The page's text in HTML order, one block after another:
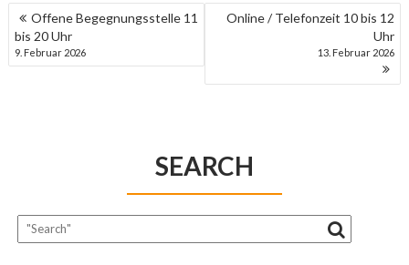
BEITRAGSNAVIGATION
Offene Begegnungsstelle 11
bis 20 Uhr
9. Februar 2026
Online / Telefonzeit 10 bis 12
Uhr
13. Februar 2026
SEARCH